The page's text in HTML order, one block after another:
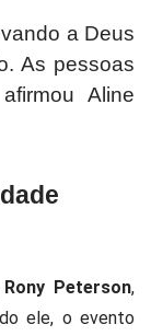
a Deus
As pessoas
Aline
Rony Peterson,
ele, o evento